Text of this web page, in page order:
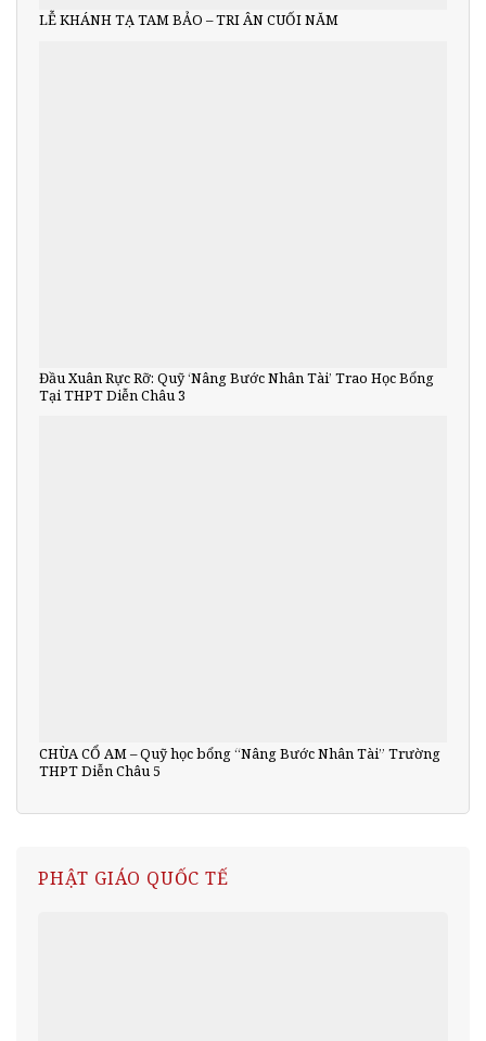
LỄ KHÁNH TẠ TAM BẢO – TRI ÂN CUỐI NĂM
Đầu Xuân Rực Rỡ: Quỹ ‘Nâng Bước Nhân Tài’ Trao Học Bổng
Tại THPT Diễn Châu 3
CHÙA CỔ AM – Quỹ học bổng “Nâng Bước Nhân Tài” Trường
THPT Diễn Châu 5
PHẬT GIÁO QUỐC TẾ